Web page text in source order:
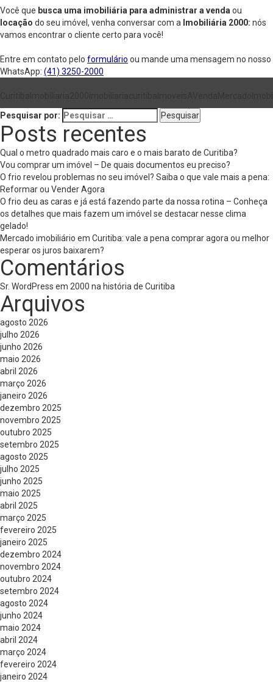
Você que busca uma imobiliária para administrar a venda ou
locação do seu imóvel, venha conversar com a Imobiliária 2000: nós
vamos encontrar o cliente certo para você!
Entre em contato pelo formulário ou mande uma mensagem no nosso
WhatsApp: (41) 3250-2000
Pesquisar por:
Posts recentes
Qual o metro quadrado mais caro e o mais barato de Curitiba?
Vou comprar um imóvel – De quais documentos eu preciso?
O frio revelou problemas no seu imóvel? Saiba o que vale mais a pena:
Reformar ou Vender Agora
O frio deu as caras e já está fazendo parte da nossa rotina – Conheça
os detalhes que mais fazem um imóvel se destacar nesse clima
gelado!
Mercado imobiliário em Curitiba: vale a pena comprar agora ou melhor
esperar os juros baixarem?
Comentários
Sr. WordPress em 2000 na história de Curitiba
Arquivos
agosto 2026
julho 2026
junho 2026
maio 2026
abril 2026
março 2026
janeiro 2026
dezembro 2025
novembro 2025
outubro 2025
setembro 2025
agosto 2025
julho 2025
junho 2025
maio 2025
abril 2025
março 2025
fevereiro 2025
janeiro 2025
dezembro 2024
novembro 2024
outubro 2024
setembro 2024
agosto 2024
junho 2024
maio 2024
abril 2024
março 2024
fevereiro 2024
janeiro 2024